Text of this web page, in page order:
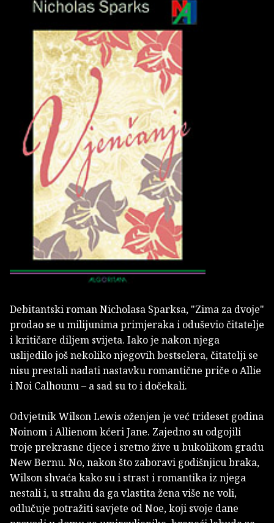
Debitantski roman Nicholasa Sparksa, "Zima za dvoje"
prodao se u milijunima primjeraka i oduševio čitatelje
i kritičare diljem svijeta. Iako je nakon njega
uslijedilo još nekoliko njegovih bestselera, čitatelji se
nisu prestali nadati nastavku romantične priče o Allie
i Noi Calhounu – a sad su to i dočekali.
Odvjetnik Wilson Lewis oženjen je već trideset godina
Noinom i Allienom kćeri Jane. Zajedno su odgojili
troje prekrasne djece i sretno žive u bukolikom gradu
New Bernu. No, nakon što zaboravi godišnjicu braka,
Wilson shvaća kako su i strast i romantika iz njega
nestali i, u strahu da ga vlastita žena više ne voli,
odlučuje potražiti savjete od Noe, koji svoje dane